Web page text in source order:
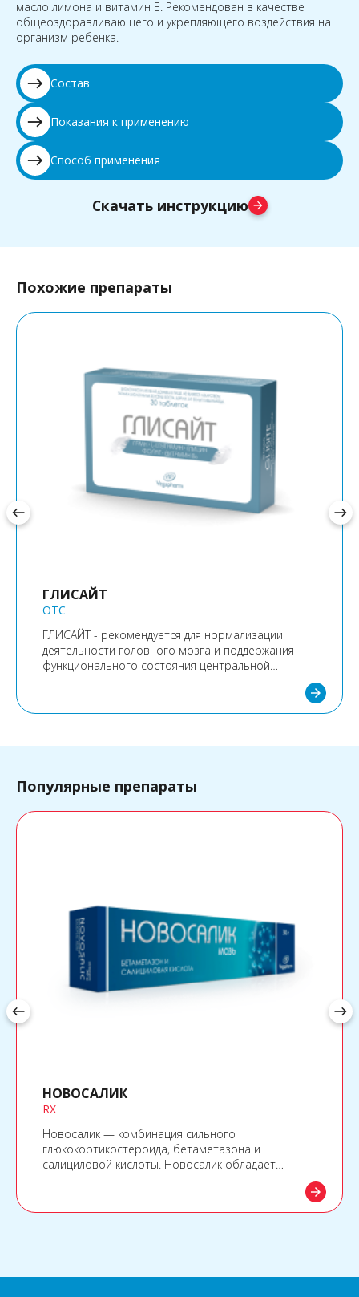
масло лимона и витамин Е. Рекомендован в качестве
общеоздоравливающего и укрепляющего воздействия на
организм ребенка.
east Состав
east Показания к применению
east Способ применения
Скачать инструкцию arrow_forward
Похожие препараты
ГЛИСАЙТ
OTC
ГЛИСАЙТ - рекомендуется для нормализации
деятельности головного мозга и поддержания
функционального состояния центральной
arrow_forward
west east
Популярные препараты
НОВОСАЛИК
RX
Новосалик — комбинация сильного
глюкокортикостероида, бетаметазона и
салициловой кислоты. Новосалик обладает
противомикробным действиями.
arrow_forward
west east